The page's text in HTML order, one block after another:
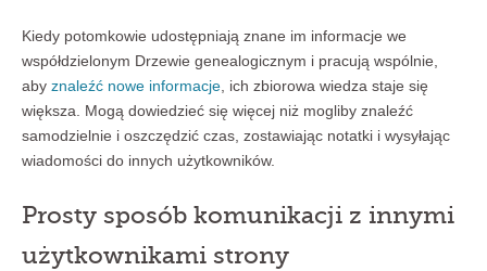
Kiedy potomkowie udostępniają znane im informacje we
współdzielonym Drzewie genealogicznym i pracują wspólnie,
aby znaleźć nowe informacje , ich zbiorowa wiedza staje się
większa. Mogą dowiedzieć się więcej niż mogliby znaleźć
samodzielnie i oszczędzić czas, zostawiając notatki i wysyłając
wiadomości do innych użytkowników.
Prosty sposób komunikacji z innymi
użytkownikami strony